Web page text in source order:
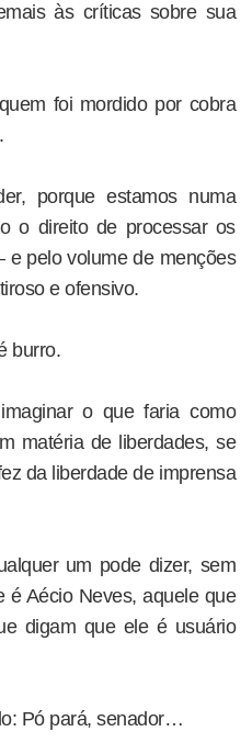
às críticas sobre sua
foi mordido por cobra
porque estamos numa
o direito de processar os
e pelo volume de menções
e ofensivo.
burro.
o que faria como
matéria de liberdades, se
da liberdade de imprensa
um pode dizer, sem
é Aécio Neves, aquele que
digam que ele é usuário
Pó pará, senador…